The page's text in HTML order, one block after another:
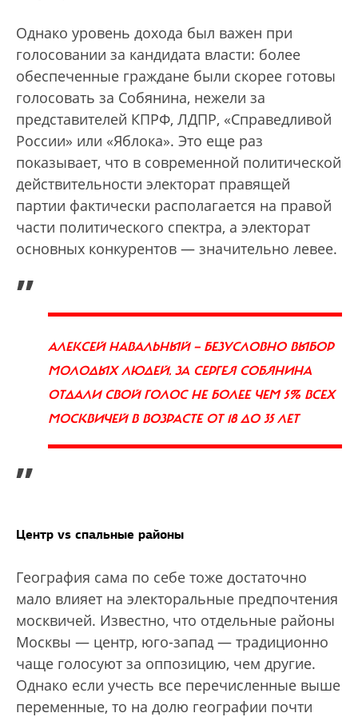
Однако уровень дохода был важен при
голосовании за кандидата власти: более
обеспеченные граждане были скорее готовы
голосовать за Собянина, нежели за
представителей КПРФ, ЛДПР, «Справедливой
России» или «Яблока». Это еще раз
показывает, что в современной политической
действительности электорат правящей
партии фактически располагается на правой
части политического спектра, а электорат
основных конкурентов — значительно левее.
„
АЛЕКСЕЙ НАВАЛЬНЫЙ — БЕЗУСЛОВНО ВЫБОР
МОЛОДЫХ ЛЮДЕЙ. ЗА СЕРГЕЯ СОБЯНИНА
ОТДАЛИ СВОЙ ГОЛОС НЕ БОЛЕЕ ЧЕМ 5% ВСЕХ
МОСКВИЧЕЙ В ВОЗРАСТЕ ОТ 18 ДО 35 ЛЕТ
”
Центр vs спальные районы
География сама по себе тоже достаточно
мало влияет на электоральные предпочтения
москвичей. Известно, что отдельные районы
Москвы — центр, юго-запад — традиционно
чаще голосуют за оппозицию, чем другие.
Однако если учесть все перечисленные выше
переменные, то на долю географии почти